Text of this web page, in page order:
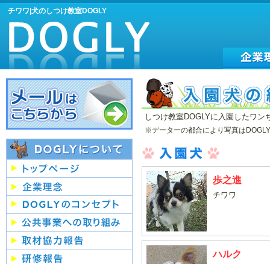
チワワ|犬のしつけ教室DOGLY
しつけ教室DOGLYに入園したワ
※データーの都合により写真は
歩之進
チワワ
ハルク